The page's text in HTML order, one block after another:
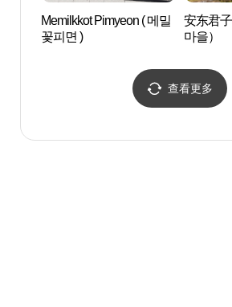
Memilkkot Pimyeon ( 메밀
꽃피면 )
安东君
마을）
查看更多